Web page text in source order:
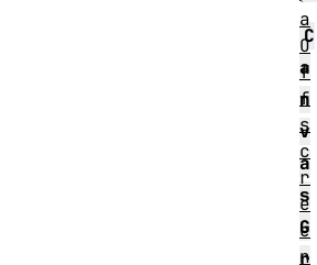
C
a
n
v
a
s
G
r
a
O
f
f
s
c
r
e
e
n